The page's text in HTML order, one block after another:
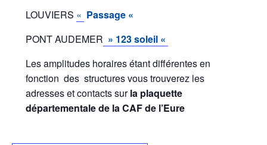
LOUVIERS « Passage «
PONT AUDEMER » 123 soleil «
Les amplitudes horaires étant différentes en
fonction des structures vous trouverez les
adresses et contacts surla plaquette
départementale de la CAF de l’Eure